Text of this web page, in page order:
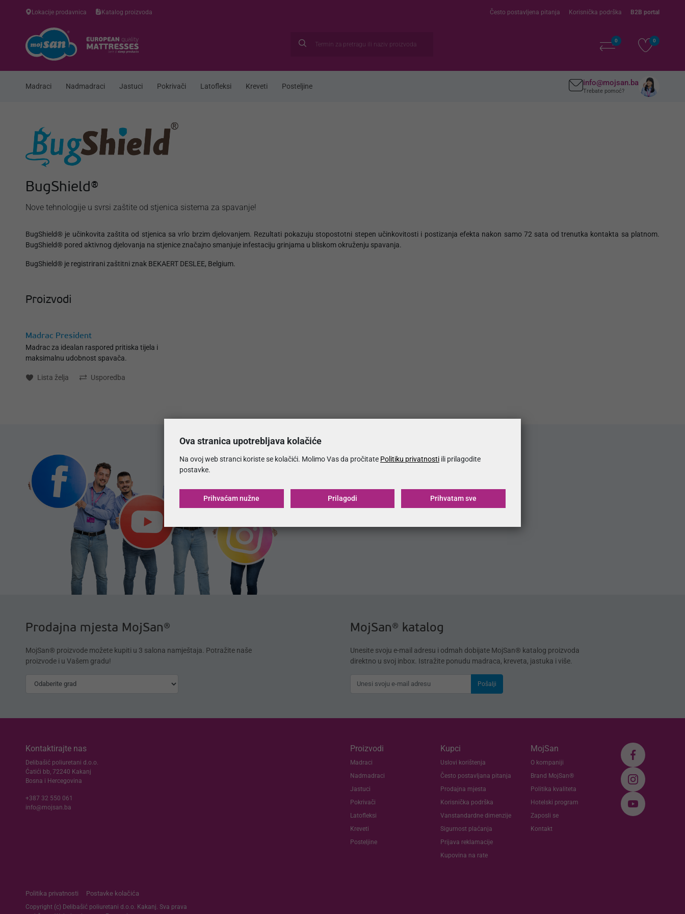
Lokacije prodavnica Katalog proizvoda Često postavljena pitanja Korisnička podrška B2B portal
0 0
Madraci Nadmadraci Jastuci Pokrivači Latofleksi Kreveti Posteljine info@mojsan.ba
Trebate pomoć?
BugShield®
Nove tehnologije u svrsi zaštite od stjenica sistema za spavanje!
BugShield® je učinkovita zaštita od stjenica sa vrlo brzim djelovanjem. Rezultati pokazuju stopostotni stepen učinkovitosti i postizanja efekta nakon samo 72 sata od trenutka kontakta sa platnom.
BugShield® pored aktivnog djelovanja na stjenice značajno smanjuje infestaciju grinjama u bliskom okruženju spavanja.
BugShield® je registrirani zaštitni znak BEKAERT DESLEE, Belgium.
Proizvodi
Madrac President
Madrac za idealan raspored pritiska tijela i
maksimalnu udobnost spavača.
Lista želja Usporedba
#MojSan
Zapratite nas na društvenim mrežama.
Prodajna mjesta MojSan®
MojSan® proizvode možete kupiti u 3 salona namještaja. Potražite naše
proizvode i u Vašem gradu!
MojSan® katalog
Unesite svoju e-mail adresu i odmah dobijate MojSan® katalog proizvoda
direktno u svoj inbox. Istražite ponudu madraca, kreveta, jastuka i više.
Pošalji
Kontaktirajte nas
Delibašić poliuretani d.o.o.
Ćatići bb, 72240 Kakanj
Bosna i Hercegovina
+387 32 550 061
info@mojsan.ba
Proizvodi
Madraci
Nadmadraci
Jastuci
Pokrivači
Latofleksi
Kreveti
Posteljine
Kupci
Uslovi korištenja
Često postavljana pitanja
Prodajna mjesta
Korisnička podrška
Vanstandardne dimenzije
Sigurnost plaćanja
Prijava reklamacije
Kupovina na rate
MojSan
O kompaniji
Brand MojSan®
Politika kvaliteta
Hotelski program
Zaposli se
Kontakt
Politika privatnosti Postavke kolačića
Copyright (c) Delibašić poliuretani d.o.o. Kakanj. Sva prava
Ova stranica upotrebljava kolačiće
Na ovoj web stranci koriste se kolačići. Molimo Vas da pročitate Politiku privatnosti ili prilagodite
postavke.
Prihvaćam nužne Prilagodi Prihvatam sve